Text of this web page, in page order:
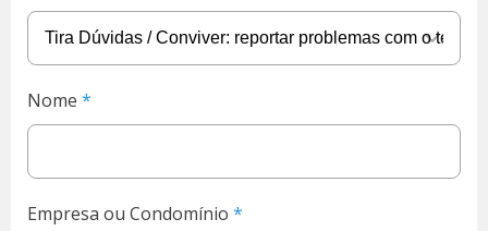
Nome
Empresa ou Condomínio